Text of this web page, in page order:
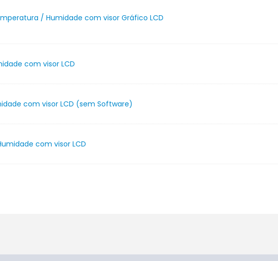
/ Humidade com visor Gráfico LCD
com visor LCD
com visor LCD (sem Software)
com visor LCD